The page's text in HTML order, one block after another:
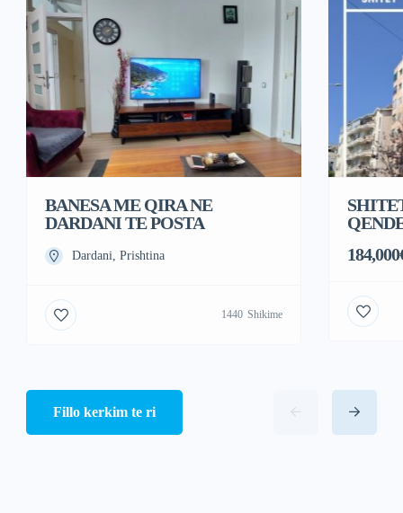
BANESA ME QIRA NE
DARDANI TE POSTA
Dardani, Prishtina
1440 Shikime
Fillo kerkim te ri